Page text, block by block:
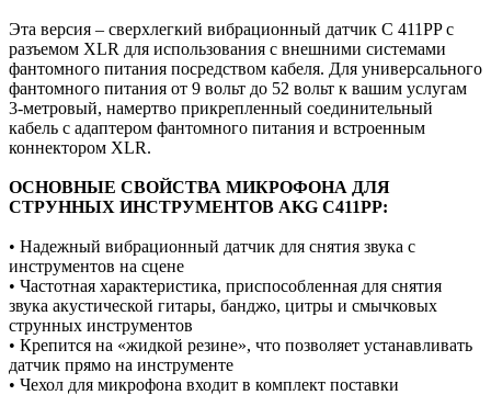
Эта версия – сверхлегкий вибрационный датчик C 411PP с
разъемом XLR для использования с внешними системами
фантомного питания посредством кабеля. Для универсального
фантомного питания от 9 вольт до 52 вольт к вашим услугам
3-метровый, намертво прикрепленный соединительный
кабель с адаптером фантомного питания и встроенным
коннектором XLR.
ОСНОВНЫЕ СВОЙСТВА МИКРОФОНА ДЛЯ
СТРУННЫХ ИНСТРУМЕНТОВ AKG C411PP:
• Надежный вибрационный датчик для снятия звука с
инструментов на сцене
• Частотная характеристика, приспособленная для снятия
звука акустической гитары, банджо, цитры и смычковых
струнных инструментов
• Крепится на «жидкой резине», что позволяет устанавливать
датчик прямо на инструменте
• Чехол для микрофона входит в комплект поставки